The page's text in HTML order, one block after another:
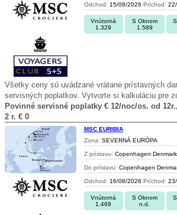
Odchod: 15/08/2026 Príchod:
Vnútorná
1.329
S Oknom
1.589
Všetky ceny sú uvádzané vrátane prístavných
servisných poplatkov. Vytvorte si kalkuláciu pre
Povinné servisné poplatky € 12/noc/os. od
2 r. € 0
MSC EURIBIA
Zona: SEVERNÁ EURÓPA
Z prístavu: Copenhagen Denmark
Do prístavu: Copenhagen
Odchod: 16/08/2026 Príchod:
Vnútorná
1.469
S Oknom
n.d.